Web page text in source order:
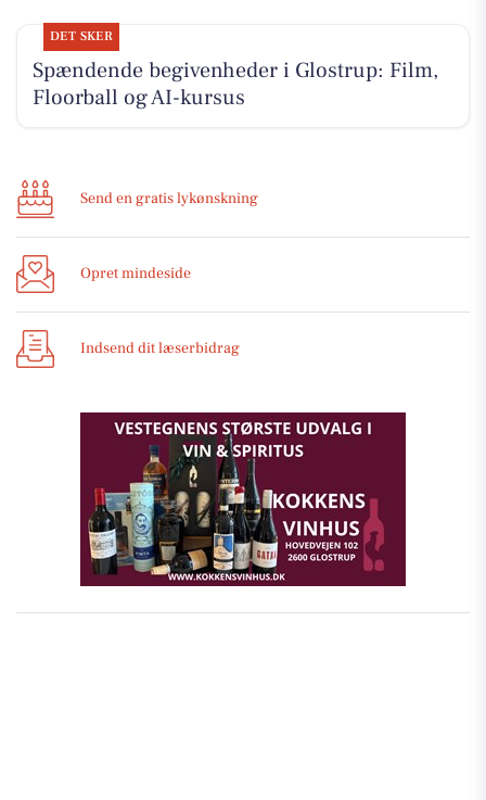
DET SKER
Spændende begivenheder i Glostrup: Film,
Floorball og AI-kursus
Send en gratis lykønskning
Opret mindeside
Indsend dit læserbidrag